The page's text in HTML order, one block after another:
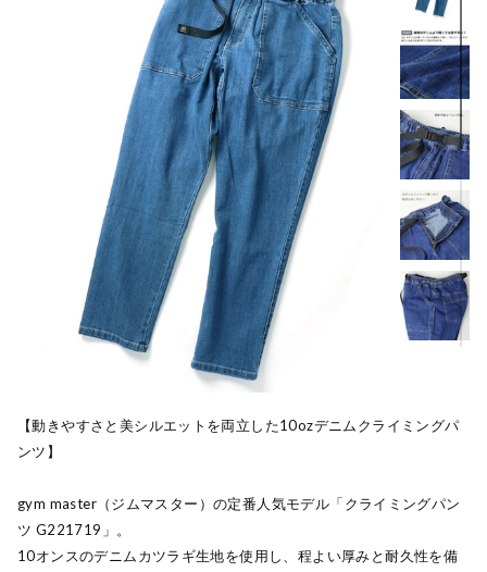
【動きやすさと美シルエットを両立した10ozデニムクライミングパ
ンツ】
gym master（ジムマスター）の定番人気モデル「クライミングパン
ツ G221719」。
10オンスのデニムカツラギ生地を使用し、程よい厚みと耐久性を備